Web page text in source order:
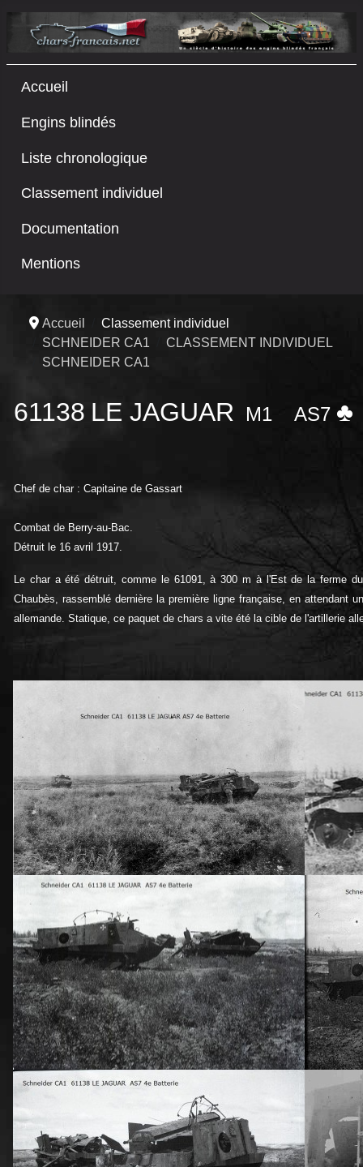
Accueil
Engins blindés
Liste chronologique
Classement individuel
Documentation
Mentions
Accueil
Classement individuel
SCHNEIDER CA1
CLASSEMENT INDIVIDUEL
SCHNEIDER CA1
61138 LE JAGUAR M1 AS7 ♣
Chef de char : Capitaine de Gassart
Combat de Berry-au-Bac.
Détruit le 16 avril 1917.
Le char a été détruit, comme le 61091, à 300 m à l'Est de la ferme
Chaubès, rassemblé dernière la première ligne française, en attendant
allemande. Statique, ce paquet de chars a vite été la cible de l'artillerie